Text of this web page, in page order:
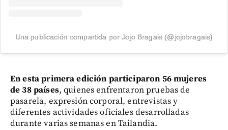
Una publicación compartida por Jojo Bragais (@jojobragais)
En esta primera edición participaron 56 mujeres
de 38 países, quienes enfrentaron pruebas de
pasarela, expresión corporal, entrevistas y
diferentes actividades oficiales desarrolladas
durante varias semanas en Tailandia.